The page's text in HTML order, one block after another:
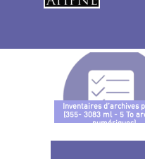
Inventaires d’archives
(355- 3083 ml - 5 To
numériques)